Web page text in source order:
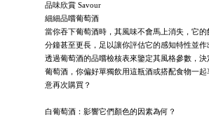
品味欣賞 Savour
細細品嚐葡萄酒
當你吞下葡萄酒時，其風味不會馬上消失，它
分鐘甚至更長，足以讓你評估它的感知特性並作
透過葡萄酒的品嚐檢核表來鑒定其風格參數，決
葡萄酒，你偏好單獨飲用這瓶酒或搭配食物一
意再次購買？
白葡萄酒：影響它們顏色的因素為何？